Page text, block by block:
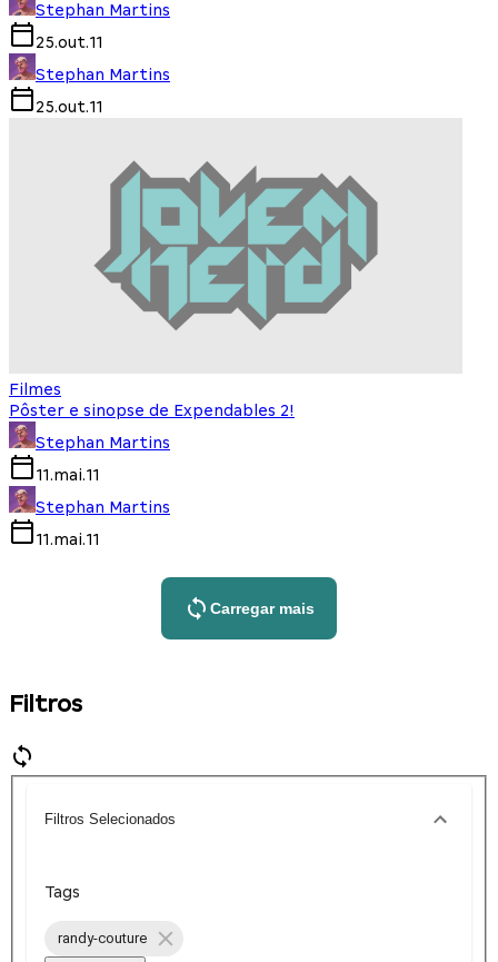
Stephan Martins
25.out.11
Stephan Martins
25.out.11
Filmes
Pôster e sinopse de Expendables 2!
Stephan Martins
11.mai.11
Stephan Martins
11.mai.11
Carregar mais
Filtros
Filtros Selecionados
Tags
randy-couture